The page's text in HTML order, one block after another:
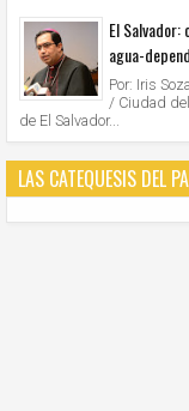
El
agua-
Por: Iris
/ Ciudad
de El Salvador...
LAS CATEQUESIS DEL